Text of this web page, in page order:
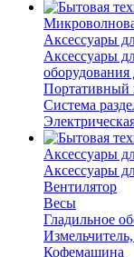
Аксессуары
Аксессуары
Портативный
Система
Аксессуары
Аксессуары
Вентилятор
Весы
Гладильное
Кофемашина